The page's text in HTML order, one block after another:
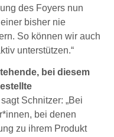
des Foyers nun
bisher nie
So können wir auch
unterstützen.“
bei diesem
sagt Schnitzer: „Bei
bei denen
zu ihrem Produkt